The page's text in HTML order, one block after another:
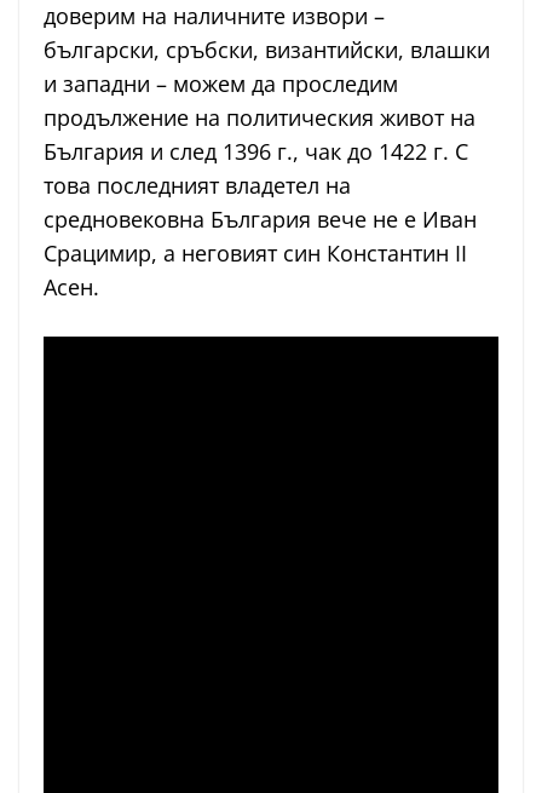
доверим на наличните извори –
български, сръбски, византийски, влашки
и западни – можем да проследим
продължение на политическия живот на
България и след 1396 г., чак до 1422 г. С
това последният владетел на
средновековна България вече не е Иван
Срацимир, а неговият син Константин II
Асен.